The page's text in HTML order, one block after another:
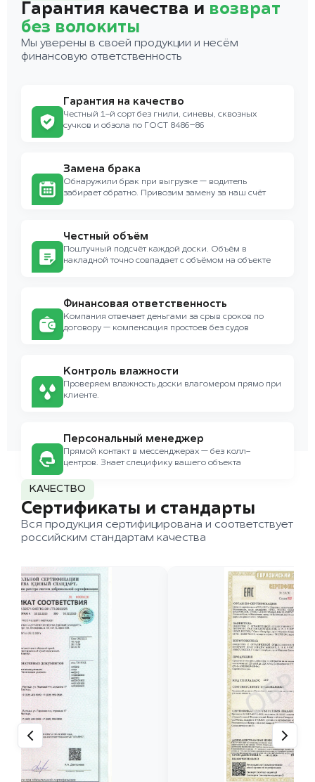
Гарантия качества и возврат
без волокиты
Мы уверены в своей продукции и несём
финансовую ответственность
Гарантия на качество
Честный 1-й сорт без гнили, синевы, сквозных
сучков и обзола по ГОСТ 8486–86
Замена брака
Обнаружили брак при выгрузке — водитель
забирает обратно. Привозим замену за наш счёт
Честный объём
Поштучный подсчёт каждой доски. Объём в
накладной точно совпадает с объёмом на объекте
Финансовая ответственность
Компания отвечает деньгами за срыв сроков по
договору — компенсация простоев без судов
Контроль влажности
Проверяем влажность доски влагомером прямо при
клиенте.
Персональный менеджер
Прямой контакт в мессенджерах — без колл-
центров. Знает специфику вашего объекта
КАЧЕСТВО
Сертификаты и стандарты
Вся продукция сертифицирована и соответствует
российским стандартам качества